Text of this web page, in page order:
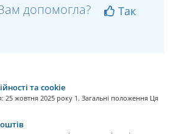
допомогла?
Так
та cookie
25 жовтня 2025 року 1. Загальні положення Ця